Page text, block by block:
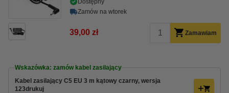
Dostępny
Zamów na wtorek
39,00 zł Zamawiam
Wskazówka: zamów kabel zasilający
Kabel zasilający C5 EU 3 m kątowy czarny, wersja
123drukuj